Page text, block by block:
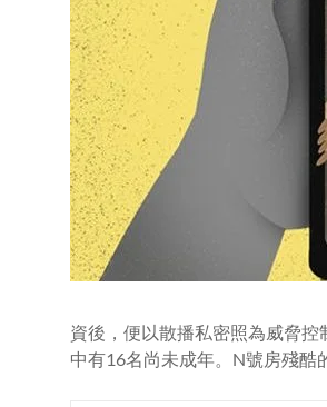
資後，便以散播私密照為威脅
中有16名尚未成年。N號房殘酷